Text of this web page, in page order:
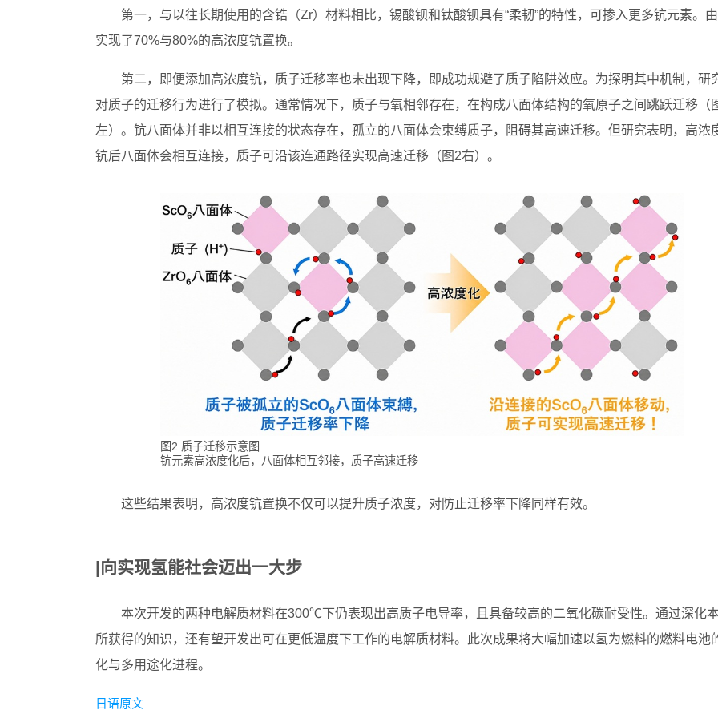
第一，与以往长期使用的含锆（Zr）材料相比，锡酸钡和钛酸钡具有“柔韧”的特性，可掺入更多钪元素。由
实现了70%与80%的高浓度钪置换。
第二，即便添加高浓度钪，质子迁移率也未出现下降，即成功规避了质子陷阱效应。为探明其中机制，研
对质子的迁移行为进行了模拟。通常情况下，质子与氧相邻存在，在构成八面体结构的氧原子之间跳跃迁移（
左）。钪八面体并非以相互连接的状态存在，孤立的八面体会束缚质子，阻碍其高速迁移。但研究表明，高浓
钪后八面体会相互连接，质子可沿该连通路径实现高速迁移（图2右）。
图2 质子迁移示意图
钪元素高浓度化后，八面体相互邻接，质子高速迁移
这些结果表明，高浓度钪置换不仅可以提升质子浓度，对防止迁移率下降同样有效。
|向实现氢能社会迈出一大步
本次开发的两种电解质材料在300℃下仍表现出高质子电导率，且具备较高的二氧化碳耐受性。通过深化
所获得的知识，还有望开发出可在更低温度下工作的电解质材料。此次成果将大幅加速以氢为燃料的燃料电池
化与多用途化进程。
日语原文